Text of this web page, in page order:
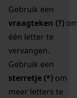
Gebruik een
vraagteken (?)
één letter te
vervangen.
Gebruik een
sterretje (*) om
meer letters te